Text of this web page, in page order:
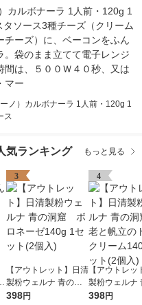
カルボナーラ 1人前・120g 1
ソース3種チーズ（クリーム
ーズ）に、ベーコンをふん
。袋のまま立てて電子レンジ
間は、５００Ｗ４０秒、又は
マー
ノ）カルボナーラ 1人前・120g 1
ス
気ランキング もっと見る
3
【アウトレット】日清
製粉ウェルナ 青の洞
窟 ボロネーゼ140g
398円
4
【アウトレッ
製粉ウェルナ
窟 海老と帆
398円